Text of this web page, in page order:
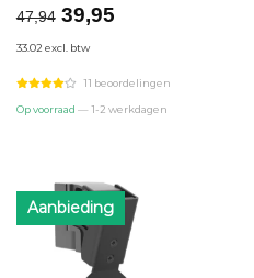
47,94 Oorspronkelijke
was:
€47,94.
39,95Huidige
€39,95.
33.02 excl. btw
11 beoordelingen
Op voorraad — 1-2 werkdagen
Aanbieding